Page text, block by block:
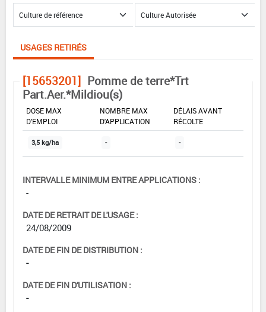
USAGES RETIRÉS
[15653201] Pomme de terre*Trt
Part.Aer.*Mildiou(s)
DOSE MAX
D'EMPLOI
NOMBRE MAX
D'APPLICATION
DÉLAIS AVANT
RÉCOLTE
3,5 kg/ha - -
INTERVALLE MINIMUM ENTRE APPLICATIONS :
-
DATE DE RETRAIT DE L'USAGE :
24/08/2009
DATE DE FIN DE DISTRIBUTION :
-
DATE DE FIN D'UTILISATION :
-